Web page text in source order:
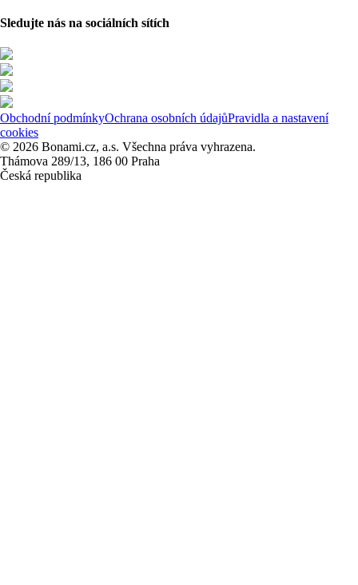
Sledujte nás na sociálních sítích
Obchodní podmínkyOchrana osobních údajůPravidla a nastavení
cookies
© 2026 Bonami.cz, a.s. Všechna práva vyhrazena.
Thámova 289/13, 186 00 Praha
Česká republika